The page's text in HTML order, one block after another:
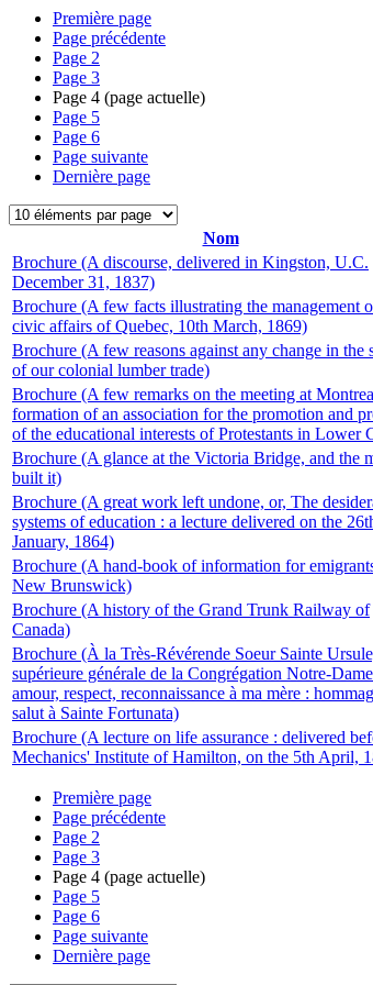
Première page
Page précédente
Page 2
Page 3
Page 4 (page actuelle)
Page 5
Page 6
Page suivante
Dernière page
Nom
Brochure (A discourse, delivered in Kingston, U.C.
December 31, 1837)
Brochure (A few facts illustrating the management
civic affairs of Quebec, 10th March, 1869)
Brochure (A few reasons against any change in the
of our colonial lumber trade)
Brochure (A few remarks on the meeting at
formation of an association for the promotion and
of the educational interests of Protestants in Lower
Brochure (A glance at the Victoria Bridge, and the
built it)
Brochure (A great work left undone, or, The
systems of education : a lecture delivered on the
January, 1864)
Brochure (A hand-book of information for
New Brunswick)
Brochure (A history of the Grand Trunk Railway of
Canada)
Brochure (À la Très-Révérende Soeur Sainte
supérieure générale de la Congrégation Notre-
amour, respect, reconnaissance à ma mère :
salut à Sainte Fortunata)
Brochure (A lecture on life assurance : delivered
Mechanics' Institute of Hamilton, on the 5th April,
Première page
Page précédente
Page 2
Page 3
Page 4 (page actuelle)
Page 5
Page 6
Page suivante
Dernière page